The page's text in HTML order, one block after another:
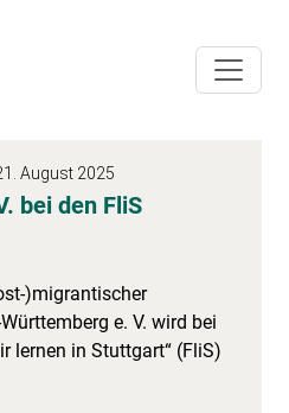
August 2025
bei den FliS
)migrantischer
e. V. wird bei
lernen in Stuttgart“ (FliS)